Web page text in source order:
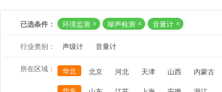
已选条件： 环境监测 噪声检测 音量计
行业类别： 声级计 音量计
所在区域： 华北 北京 河北 天津 山西
内蒙古